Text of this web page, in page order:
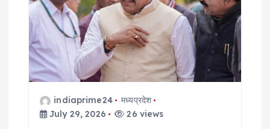
indiaprime24
मध्यप्रदेश
July 29, 2026
26 views